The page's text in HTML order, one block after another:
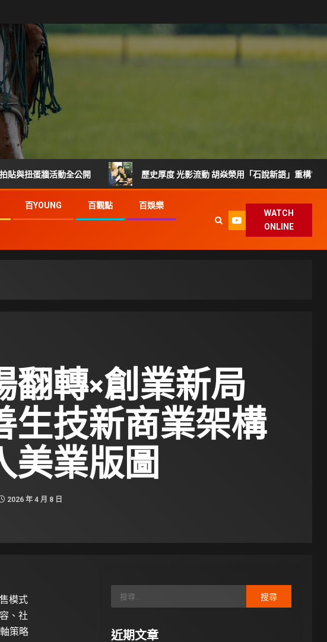
牆活動全公開 歷史厚度 光影流動 胡焱榮用「石說新語」重構當代翡翠
百YOUNG 百觀點 百娛樂
WATCH
ONLINE
翻轉×創業新局
生技新商業架構
美業版圖
2026 年 4 月 8 日
模式
、社
策略
近期文章